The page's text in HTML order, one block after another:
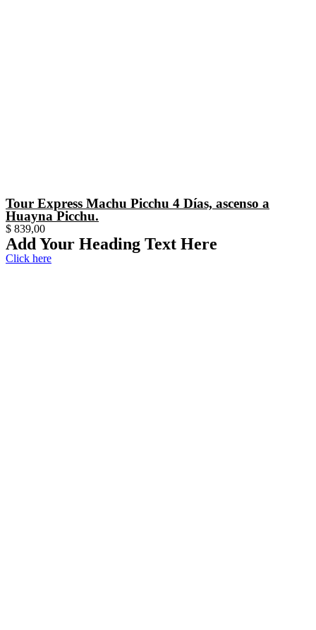
Tour Express Machu Picchu 4 Días, ascenso a
Huayna Picchu.
$ 839,00
Add Your Heading Text Here
Click here